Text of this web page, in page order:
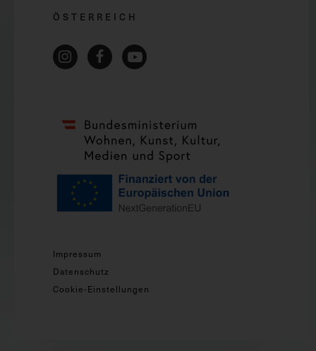
ÖSTERREICH
Impressum
Datenschutz
Cookie-Einstellungen